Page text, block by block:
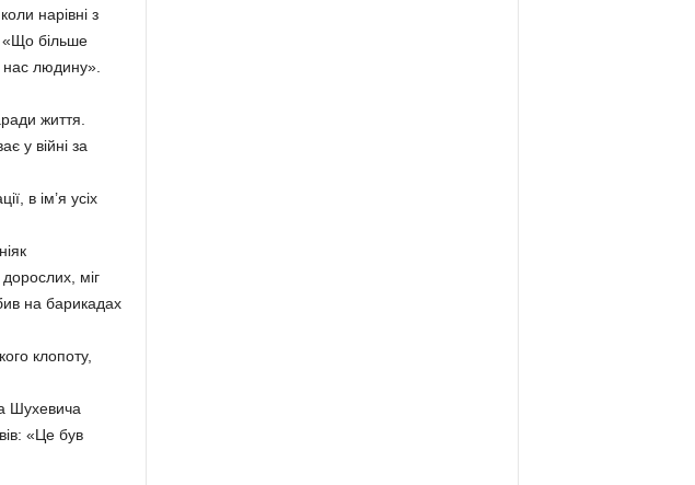
нарівні з
«Що більше
нас людину».
життя.
у війні за
в ім’я усіх
міг
на барикадах
клопоту,
Шухевича
«Це був